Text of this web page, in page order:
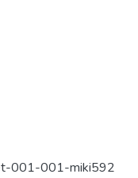
001-001-miki592